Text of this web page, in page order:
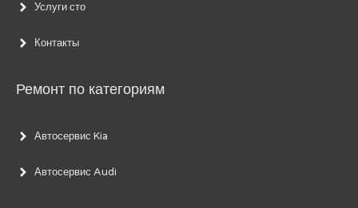
Услуги сто
Контакты
Ремонт по категориям
Автосервис Kia
Автосервис Audi